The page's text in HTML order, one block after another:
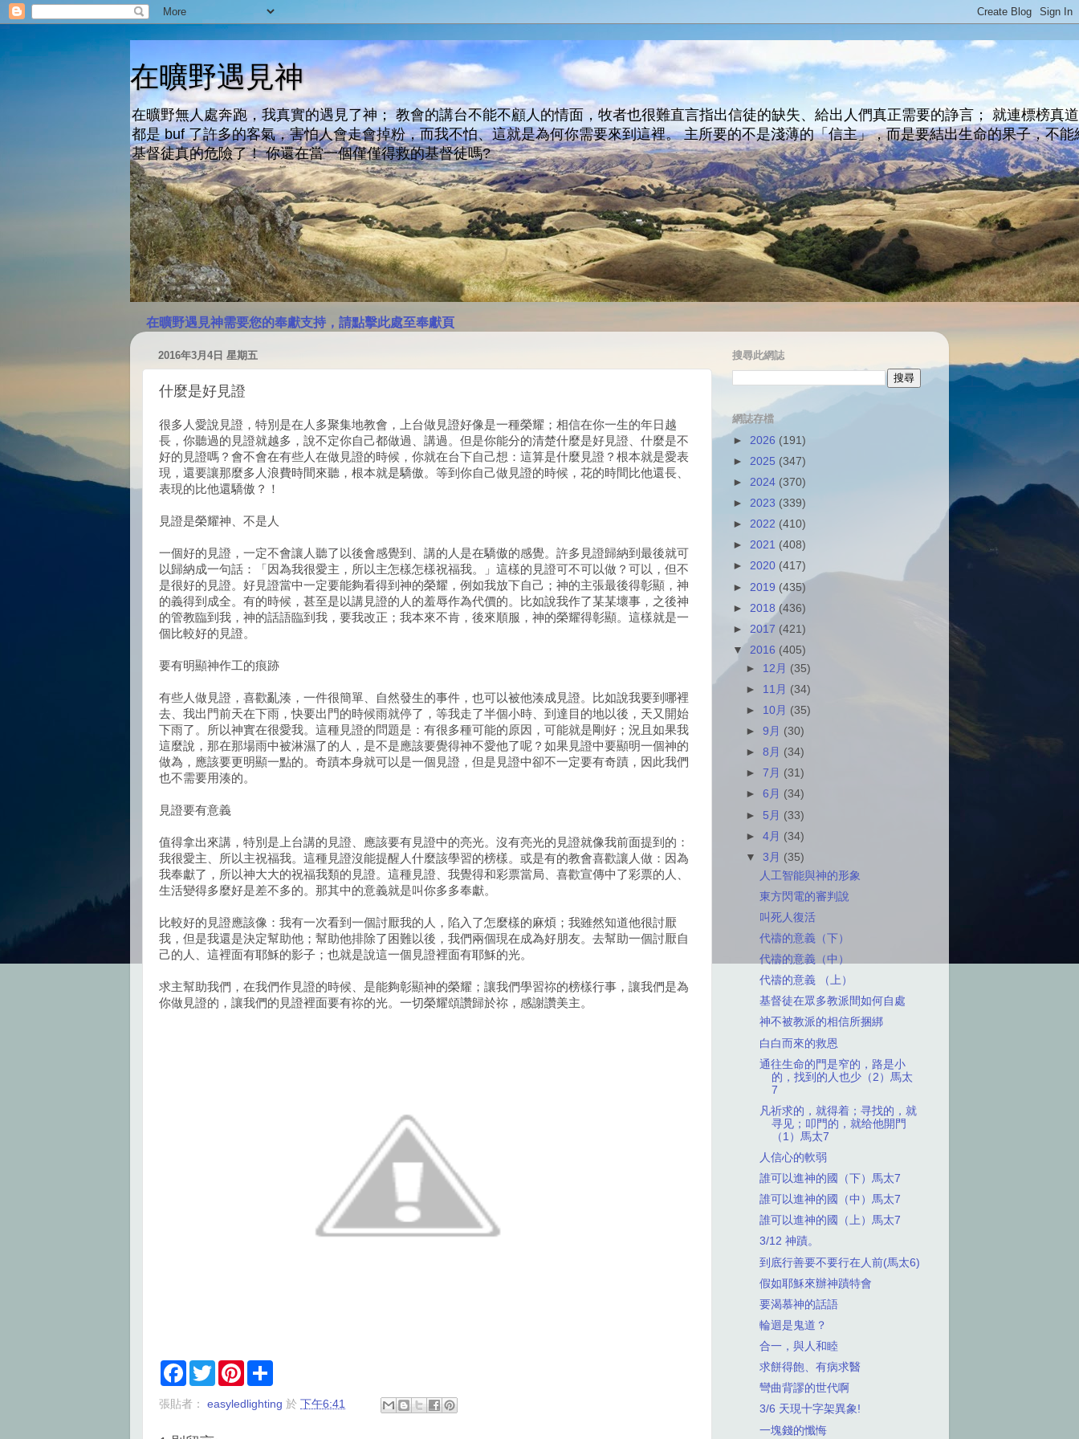
在曠野遇見神
在曠野無人處奔跑，我真實的遇見了神； 教會的講台不能不顧人的情面，牧者也很難直言指出信徒的缺失、給出人們真正需要的諍言； 就連標榜真
都是 buf 了許多的客氣，害怕人會走會掉粉，而我不怕、這就是為何你需要來到這裡。 主所要的不是淺薄的「信主」，而是要結出生命的果子，不能
基督徒真的危險了！ 你還在當一個僅僅得救的基督徒嗎?
在曠野遇見神需要您的奉獻支持，請點擊此處至奉獻頁
2016年3月4日 星期五
什麼是好見證
很多人愛說見證，特別是在人多聚集地教會，上台做見證好像是一種榮耀；相信在你一生的年日越
長，你聽過的見證就越多，說不定你自己都做過、講過。但是你能分的清楚什麼是好見證、什麼是不
好的見證嗎？會不會在有些人在做見證的時候，你就在台下自己想：這算是什麼見證？根本就是愛表
現，還要讓那麼多人浪費時間來聽，根本就是驕傲。等到你自己做見證的時候，花的時間比他還長、
表現的比他還驕傲？！
見證是榮耀神、不是人
一個好的見證，一定不會讓人聽了以後會感覺到、講的人是在驕傲的感覺。許多見證歸納到最後就可
以歸納成一句話：「因為我很愛主，所以主怎樣怎樣祝福我。」這樣的見證可不可以做？可以，但不
是很好的見證。好見證當中一定要能夠看得到神的榮耀，例如我放下自己；神的主張最後得彰顯，神
的義得到成全。有的時候，甚至是以講見證的人的羞辱作為代價的。比如說我作了某某壞事，之後神
的管教臨到我，神的話語臨到我，要我改正；我本來不肯，後來順服，神的榮耀得彰顯。這樣就是一
個比較好的見證。
要有明顯神作工的痕跡
有些人做見證，喜歡亂湊，一件很簡單、自然發生的事件，也可以被他湊成見證。比如說我要到哪裡
去、我出門前天在下雨，快要出門的時候雨就停了，等我走了半個小時、到達目的地以後，天又開始
下雨了。所以神實在很愛我。這種見證的問題是：有很多種可能的原因，可能就是剛好；況且如果我
這麼說，那在那場雨中被淋濕了的人，是不是應該要覺得神不愛他了呢？如果見證中要顯明一個神的
做為，應該要更明顯一點的。奇蹟本身就可以是一個見證，但是見證中卻不一定要有奇蹟，因此我們
也不需要用湊的。
見證要有意義
值得拿出來講，特別是上台講的見證、應該要有見證中的亮光。沒有亮光的見證就像我前面提到的：
我很愛主、所以主祝福我。這種見證沒能提醒人什麼該學習的榜樣。或是有的教會喜歡讓人做：因為
我奉獻了，所以神大大的祝福我類的見證。這種見證、我覺得和彩票當局、喜歡宣傳中了彩票的人、
生活變得多麼好是差不多的。那其中的意義就是叫你多多奉獻。
比較好的見證應該像：我有一次看到一個討厭我的人，陷入了怎麼樣的麻煩；我雖然知道他很討厭
我，但是我還是決定幫助他；幫助他排除了困難以後，我們兩個現在成為好朋友。去幫助一個討厭自
己的人、這裡面有耶穌的影子；也就是說這一個見證裡面有耶穌的光。
求主幫助我們，在我們作見證的時候、是能夠彰顯神的榮耀；讓我們學習祢的榜樣行事，讓我們是為
你做見證的，讓我們的見證裡面要有祢的光。一切榮耀頌讚歸於祢，感謝讚美主。
F
e
T
w
t
P
t
r
張貼者： easyledlighting 於 下午6:41
搜尋此網誌
網誌存檔
► 2026 (191)
► 2025 (347)
► 2024 (370)
► 2023 (339)
► 2022 (410)
► 2021 (408)
► 2020 (417)
► 2019 (435)
► 2018 (436)
► 2017 (421)
▼ 2016 (405)
► 12月 (35)
► 11月 (34)
► 10月 (35)
►9月 (30)
►8月 (34)
►7月 (31)
►6月 (34)
► 5月 (33)
►4月 (34)
▼3月 (35)
人工智能與神的形象
東方閃電的審判說
叫死人復活
代禱的意義（下）
代禱的意義（中）
代禱的意義 （上）
基督徒在眾多教派間如何自處
神不被教派的相信所捆綁
白白而來的救恩
通往生命的門是窄的，路是小
的，找到的人也少（2）馬太
7
凡祈求的，就得着；寻找的，就
寻见；叩門的，就给他開門
（1）馬太7
人信心的軟弱
誰可以進神的國（下）馬太7
誰可以進神的國（中）馬太7
誰可以進神的國（上）馬太7
3/12 神蹟。
到底行善要不要行在人前(馬太6)
假如耶穌來辦神蹟特會
要渴慕神的話語
輪迴是鬼道？
合一，與人和睦
求餅得飽、有病求醫
彎曲背謬的世代啊
3/6 天現十字架異象!
一塊錢的懺悔